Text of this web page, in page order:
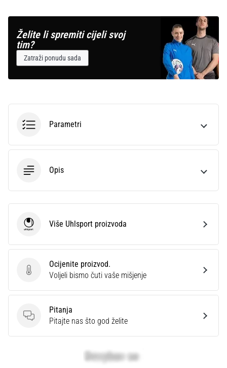
Želite li spremiti cijeli svoj
tim?
Zatraži ponudu sada
Parametri
Opis
Ocijenite proizvod.
Ocijenite proizvod.
Voljeli bismo čuti vaše mišjenje
Pitanja
Pitanja
Pitajte nas što god želite
UhlsportViše Uhlsport proizvoda